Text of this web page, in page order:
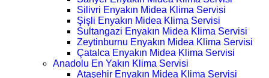
Silivri Enyakın Midea Klima Servisi
Şişli Enyakın Midea Klima Servisi
Sultangazi Enyakın Midea Klima Servisi
Zeytinburnu Enyakın Midea Klima Servisi
Çatalca Enyakın Midea Klima Servisi
Anadolu En Yakın Klima Servisi
Ataşehir Enyakın Midea Klima Servisi